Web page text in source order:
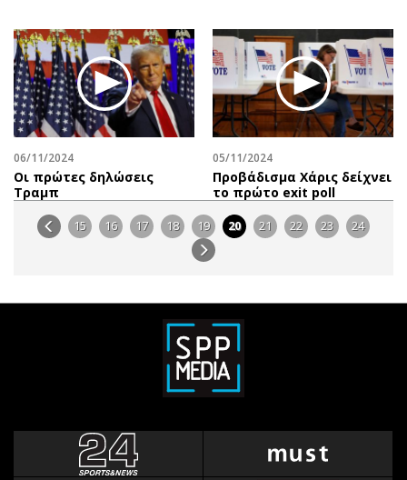
06/11/2024
Οι πρώτες δηλώσεις
Τραμπ
05/11/2024
Προβάδισμα Χάρις δείχνει
το πρώτο exit poll
15 16 17 18 19 20 21 22 23 24